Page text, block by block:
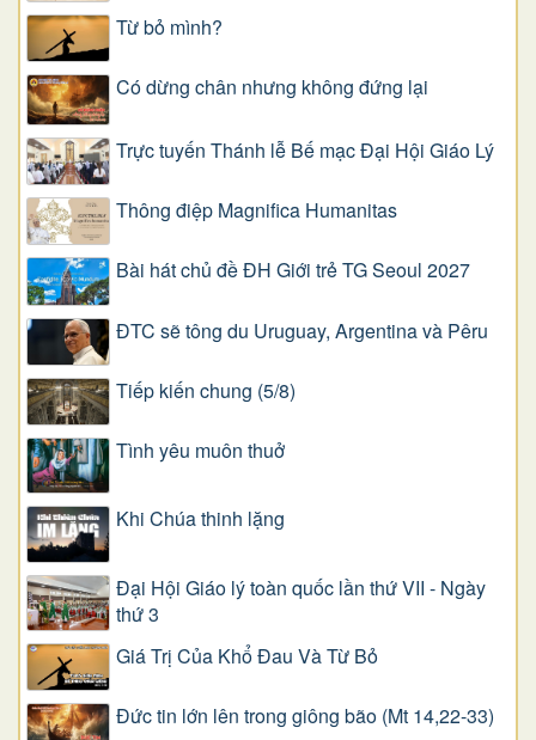
Từ bỏ mình?
Có dừng chân nhưng không đứng lại
Trực tuyến Thánh lễ Bế mạc Đại Hội Giáo Lý
Thông điệp Magnifica Humanitas
Bài hát chủ đề ĐH Giới trẻ TG Seoul 2027
ĐTC sẽ tông du Uruguay, Argentina và Pêru
Tiếp kiến chung (5/8)
Tình yêu muôn thuở
Khi Chúa thinh lặng
Đại Hội Giáo lý toàn quốc lần thứ VII - Ngày
thứ 3
Giá Trị Của Khổ Ðau Và Từ Bỏ
Đức tin lớn lên trong giông bão (Mt 14,22-33)